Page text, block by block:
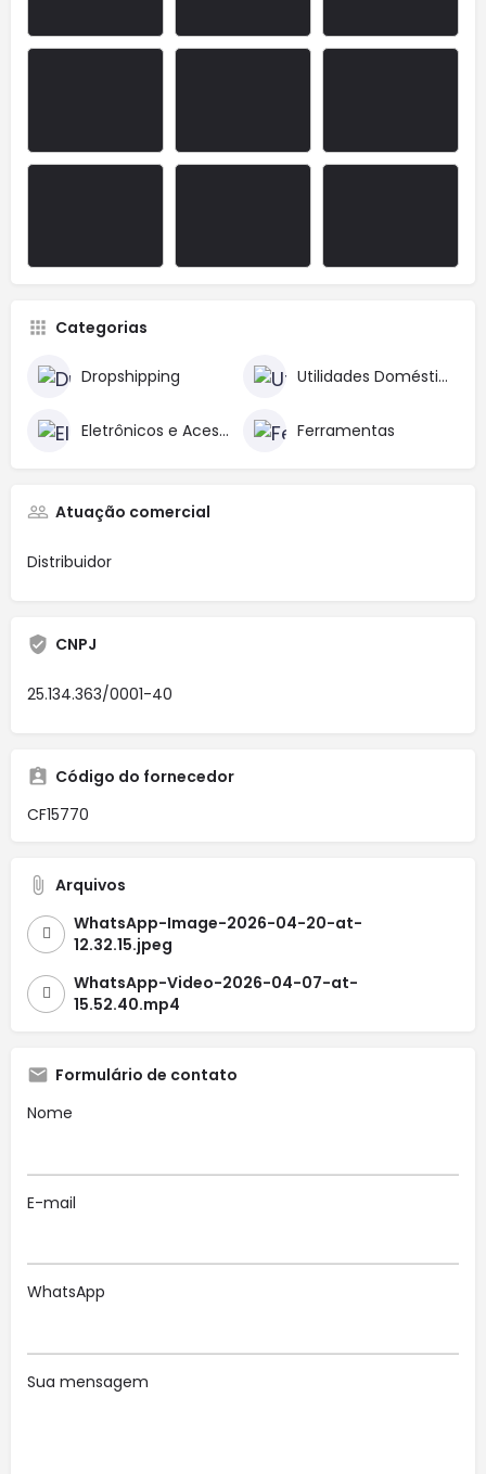
Categorias
Dropshipping Utilidades Domésticas
Eletrônicos e Acessórios Ferramentas
Atuação comercial
Distribuidor
CNPJ
25.134.363/0001-40
Código do fornecedor
CF15770
Arquivos
WhatsApp-Image-2026-04-20-at-
12.32.15.jpeg
WhatsApp-Video-2026-04-07-at-
15.52.40.mp4
Formulário de contato
Nome
E-mail
WhatsApp
Sua mensagem